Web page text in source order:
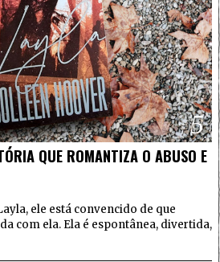
5
QUE ROMANTIZA O ABUSO E
ele está convencido de que
com ela. Ela é espontânea, divertida,